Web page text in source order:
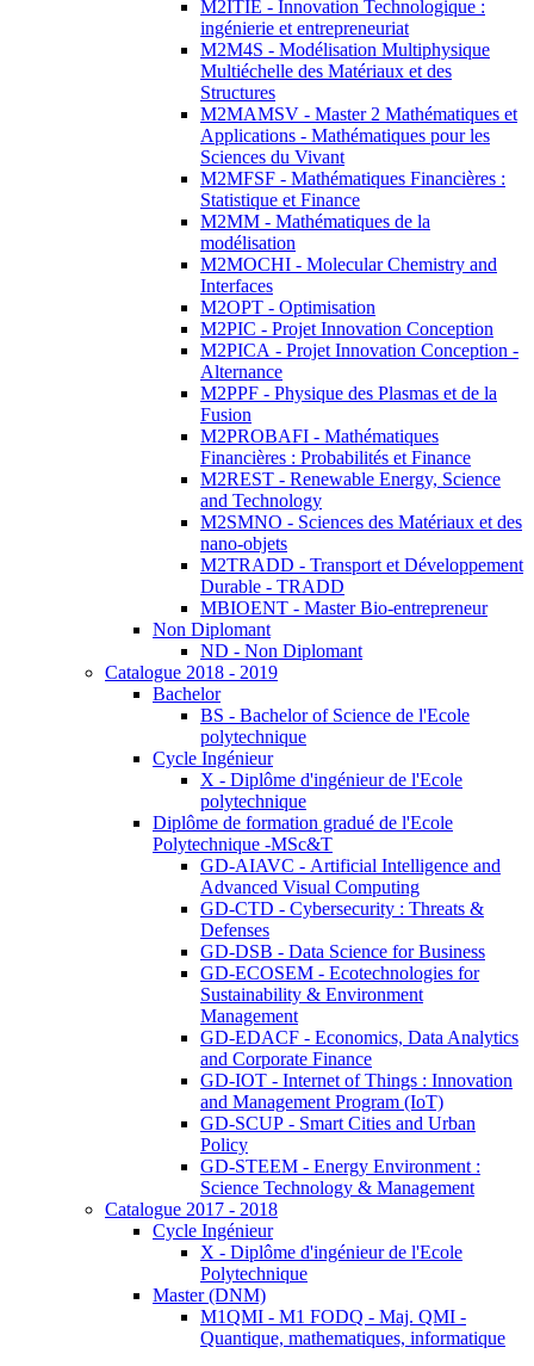
M2ITIE - Innovation Technologique :
ingénierie et entrepreneuriat
M2M4S - Modélisation Multiphysique
Multiéchelle des Matériaux et des
Structures
M2MAMSV - Master 2 Mathématiques et
Applications - Mathématiques pour les
Sciences du Vivant
M2MFSF - Mathématiques Financières :
Statistique et Finance
M2MM - Mathématiques de la
modélisation
M2MOCHI - Molecular Chemistry and
Interfaces
M2OPT - Optimisation
M2PIC - Projet Innovation Conception
M2PICA - Projet Innovation Conception -
Alternance
M2PPF - Physique des Plasmas et de la
Fusion
M2PROBAFI - Mathématiques
Financières : Probabilités et Finance
M2REST - Renewable Energy, Science
and Technology
M2SMNO - Sciences des Matériaux et des
nano-objets
M2TRADD - Transport et Développement
Durable - TRADD
MBIOENT - Master Bio-entrepreneur
Non Diplomant
ND - Non Diplomant
Catalogue 2018 - 2019
Bachelor
BS - Bachelor of Science de l'Ecole
polytechnique
Cycle Ingénieur
X - Diplôme d'ingénieur de l'Ecole
polytechnique
Diplôme de formation gradué de l'Ecole
Polytechnique -MSc&T
GD-AIAVC - Artificial Intelligence and
Advanced Visual Computing
GD-CTD - Cybersecurity : Threats &
Defenses
GD-DSB - Data Science for Business
GD-ECOSEM - Ecotechnologies for
Sustainability & Environment
Management
GD-EDACF - Economics, Data Analytics
and Corporate Finance
GD-IOT - Internet of Things : Innovation
and Management Program (IoT)
GD-SCUP - Smart Cities and Urban
Policy
GD-STEEM - Energy Environment :
Science Technology & Management
Catalogue 2017 - 2018
Cycle Ingénieur
X - Diplôme d'ingénieur de l'Ecole
Polytechnique
Master (DNM)
M1QMI - M1 FODQ - Maj. QMI -
Quantique, mathematiques, informatique